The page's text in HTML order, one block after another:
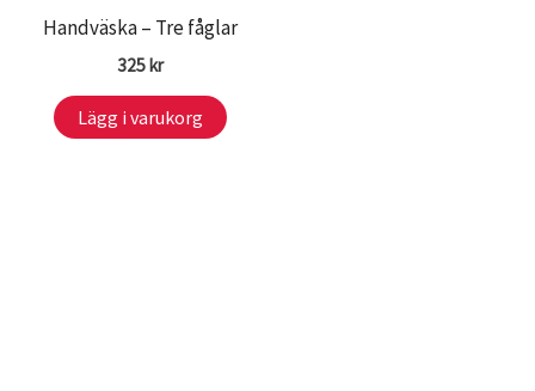
produktsidan
Handväska – Tre fåglar
325kr
Lägg i varukorg